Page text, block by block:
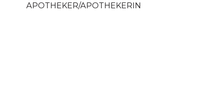
APOTHEKER/APOTHEKERIN